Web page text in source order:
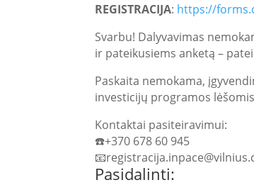
REGISTRACIJA: https://
Svarbu! Dalyvavimas
ir pateikusiems anketą –
Paskaita nemokama,
investicijų programos
Kontaktai pasiteiravimui:
☎️+370 678 60 945
Pasidalinti: